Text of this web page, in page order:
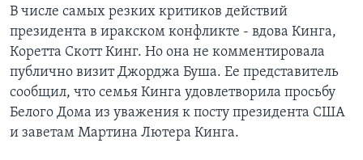
В числе самых резких критиков действий
президента в иракском конфликте - вдова Кинга,
Коретта Скотт Кинг. Но она не комментировала
публично визит Джорджа Буша. Ее представитель
сообщил, что семья Кинга удовлетворила просьбу
Белого Дома из уважения к посту президента США
и заветам Мартина Лютера Кинга.